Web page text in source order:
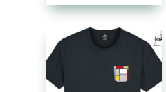
meerdere
optie
kan
worden